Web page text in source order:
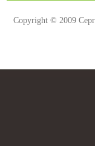
Copyright © 2009